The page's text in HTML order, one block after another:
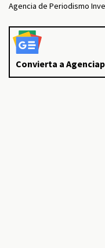
Agencia de Periodismo
Convierta a